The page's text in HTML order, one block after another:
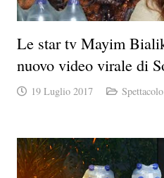
Le star tv Mayim
nuovo video virale di
19 Luglio 2017 Spettacolo